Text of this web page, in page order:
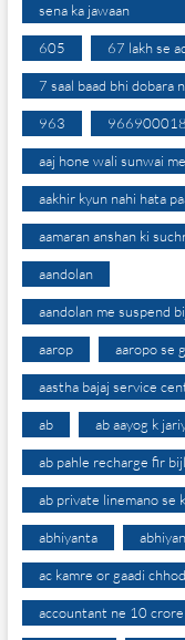
sena ka jawaan
605 67 lakh se
7 saal baad bhi dobara
963
aaj hone wali sunwai
aakhir kyun nahi hata
aamaran anshan ki
aandolan
aandolan me suspend
aarop aaropo se
aastha bajaj service
ab ab aayog k
ab pahle recharge fir
ab private linemano se
abhiyanta
ac kamre or gaadi
accountant ne 10 crore